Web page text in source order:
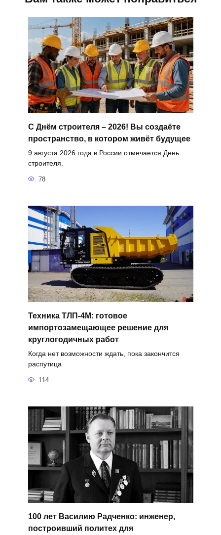
С Днём строителя – 2026! Вы создаёте
пространство, в котором живёт будущее
9 августа 2026 года в России отмечается День
строителя.
78
Техника ТЛП-4М: готовое
импортозамещающее решение для
круглогодичных работ
Когда нет возможности ждать, пока закончится
распутица
114
100 лет Василию Радченко: инженер,
построивший политех для